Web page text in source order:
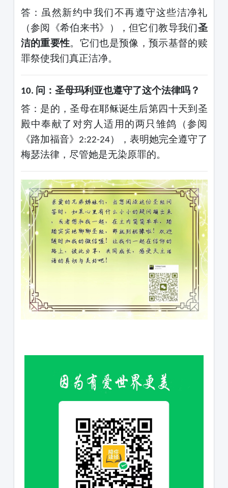
答：虽然新约中我们不再遵守这些洁净礼
（参阅《希伯来书》），但它们教导我们圣
洁的重要性。它们也是预像，预示基督的赎
罪祭使我们真正洁净。
10. 问：圣母玛利亚也遵守了这个法律吗？
答：是的，圣母在耶稣诞生后第四十天到圣
殿中奉献了对穷人适用的两只雏鸽（参阅
《路加福音》2:22-24），表明她完全遵守了
梅瑟法律，尽管她是无染原罪的。